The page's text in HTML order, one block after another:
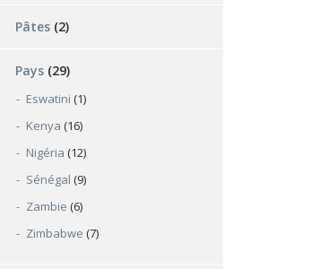
Pâtes (2)
Pays (29)
Eswatini (1)
Kenya (16)
Nigéria (12)
Sénégal (9)
Zambie (6)
Zimbabwe (7)